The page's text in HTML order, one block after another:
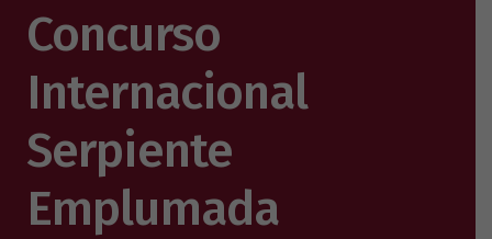
Concurso
Internacional
Serpiente
Emplumada